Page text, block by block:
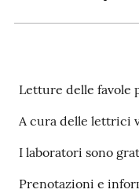
Casa
Letture delle favole
A cura delle lettrici
I laboratori sono
Prenotazioni e